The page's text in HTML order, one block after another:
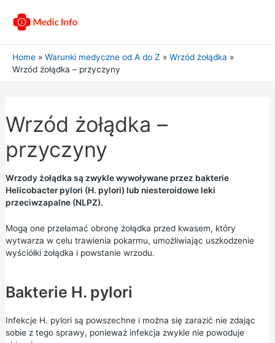
Home Warunki medyczne od A do Z
Wrzód żołądka
Wrzód żołądka – przyczyny
Wrzód żołądka –
przyczyny
Wrzody żołądka są zwykle wywoływane przez bakterie
Helicobacter pylori (H. pylori) lub niesteroidowe leki
przeciwzapalne (NLPZ).
Mogą one przełamać obronę żołądka przed kwasem, który
wytwarza w celu trawienia pokarmu, umożliwiając uszkodzenie
wyściółki żołądka i powstanie wrzodu.
Bakterie H. pylori
Infekcje H. pylori są powszechne i można się zarazić nie zdając
sobie z tego sprawy, ponieważ infekcja zwykle nie powoduje